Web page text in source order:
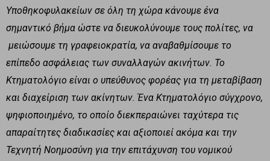
Υποθηκοφυλακείων σε όλη τη χώρα κάνουμε ένα
σημαντικό βήμα ώστε να διευκολύνουμε τους πολίτες, να
μειώσουμε τη γραφειοκρατία, να αναβαθμίσουμε το
επίπεδο ασφάλειας των συναλλαγών ακινήτων. Το
Κτηματολόγιο είναι ο υπεύθυνος φορέας για τη μεταβίβαση
και διαχείριση των ακίνητων. Ένα Κτηματολόγιο σύγχρονο,
ψηφιοποιημένο, το οποίο διεκπεραιώνει ταχύτερα τις
απαραίτητες διαδικασίες και αξιοποιεί ακόμα και την
Τεχνητή Νοημοσύνη για την επιτάχυνση του νομικού